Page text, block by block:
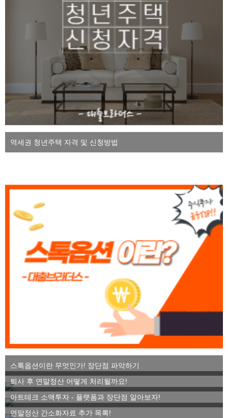
역세권 청년주택 자격 및 신청방법
스톡옵션이란 무엇인가! 장단점 파악하기
퇴사 후 연말정산 어떻게 처리될까요!
아트테크 소액투자 - 플랫폼과 장단점 알아보자!
연말정산 간소화자료 추가 목록!